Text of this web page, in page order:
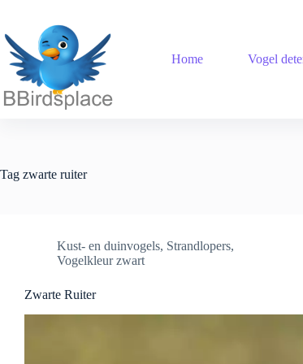
de
inhoud
Home Vogel
Tag zwarte ruiter
Kust- en duinvogels, Strandlopers,
Vogelkleur zwart
Zwarte Ruiter